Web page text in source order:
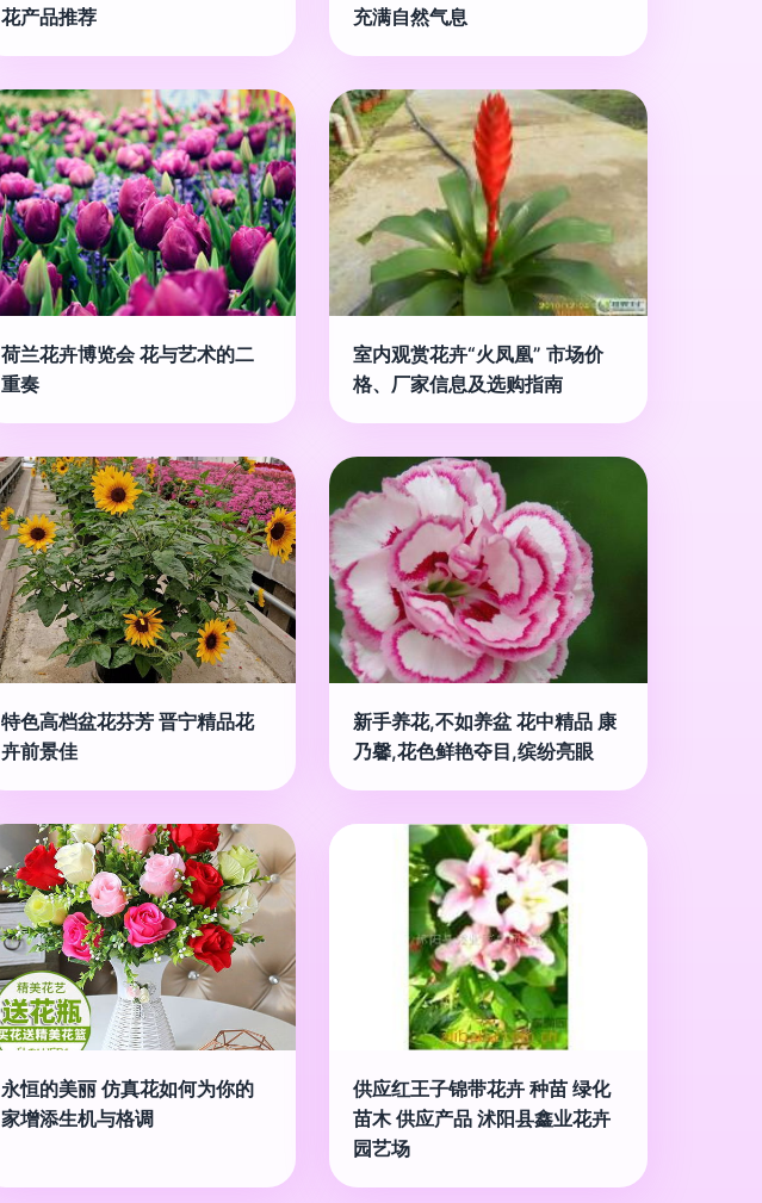
花产品推荐
充满自然气息
荷兰花卉博览会 花与艺术的二
重奏
室内观赏花卉“火凤凰” 市场价
格、厂家信息及选购指南
特色高档盆花芬芳 晋宁精品花
卉前景佳
新手养花,不如养盆 花中精品 康
乃馨,花色鲜艳夺目,缤纷亮眼
永恒的美丽 仿真花如何为你的
家增添生机与格调
供应红王子锦带花卉 种苗 绿化
苗木 供应产品 沭阳县鑫业花卉
园艺场